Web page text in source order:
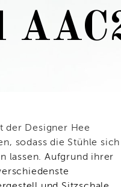
der Designer Hee
sodass die Stühle sich
lassen. Aufgrund ihrer